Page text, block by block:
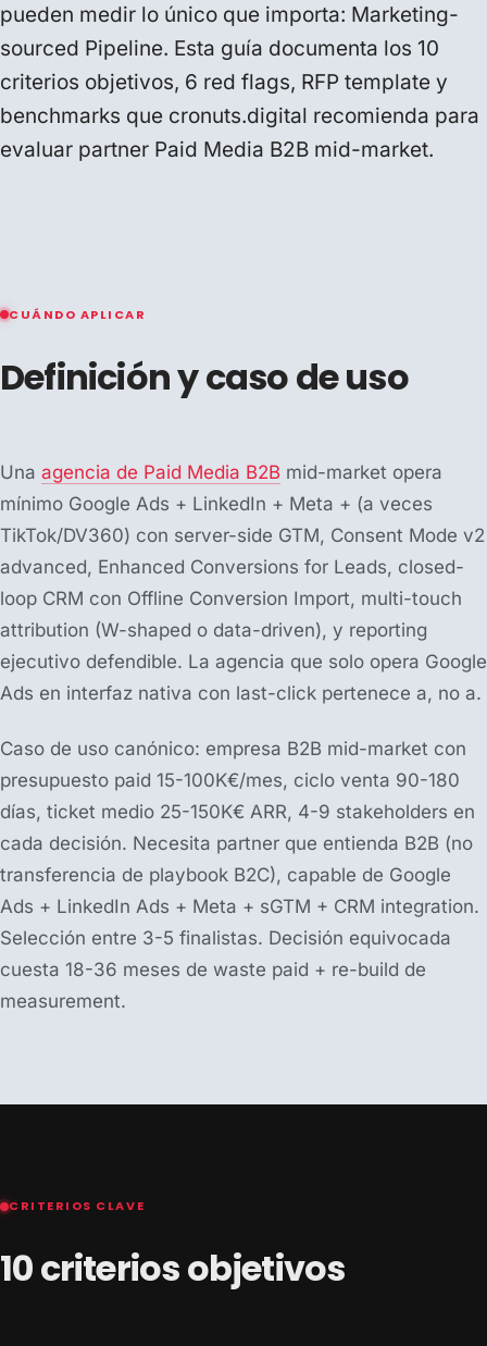
pueden medir lo único que importa: Marketing-
sourced Pipeline. Esta guía documenta los 10
criterios objetivos, 6 red flags, RFP template y
benchmarks que cronuts.digital recomienda para
evaluar partner Paid Media B2B mid-market.
CUÁNDO APLICAR
Definición y caso de uso
Una agencia de Paid Media B2B mid-market opera
mínimo Google Ads + LinkedIn + Meta + (a veces
TikTok/DV360) con server-side GTM, Consent Mode v2
advanced, Enhanced Conversions for Leads, closed-
loop CRM con Offline Conversion Import, multi-touch
attribution (W-shaped o data-driven), y reporting
ejecutivo defendible. La agencia que solo opera Google
Ads en interfaz nativa con last-click pertenece a, no a.
Caso de uso canónico: empresa B2B mid-market con
presupuesto paid 15-100K€/mes, ciclo venta 90-180
días, ticket medio 25-150K€ ARR, 4-9 stakeholders en
cada decisión. Necesita partner que entienda B2B (no
transferencia de playbook B2C), capable de Google
Ads + LinkedIn Ads + Meta + sGTM + CRM integration.
Selección entre 3-5 finalistas. Decisión equivocada
cuesta 18-36 meses de waste paid + re-build de
measurement.
CRITERIOS CLAVE
10 criterios objetivos